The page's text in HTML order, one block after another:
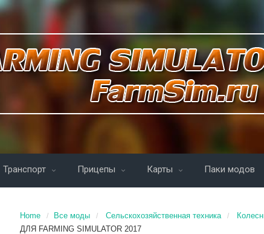
Транспорт Прицепы Карты Паки модов
Home Все моды Сельскохозяйственная техника
ДЛЯ FARMING SIMULATOR 2017